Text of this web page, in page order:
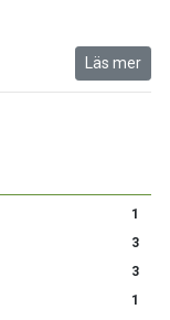
1
3
3
1
Läs mer